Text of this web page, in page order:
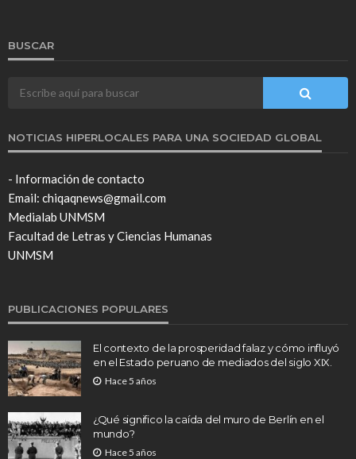
BUSCAR
NOTICIAS HIPERLOCALES PARA UNA SOCIEDAD GLOBAL
- Información de contacto
Email: chiqaqnews@gmail.com
Medialab UNMSM
Facultad de Letras y Ciencias Humanas
UNMSM
PUBLICACIONES POPULARES
El contexto de la prosperidad falaz y cómo influyó
en el Estado peruano de mediados del siglo XIX.
Hace 5 años
¿Qué significo la caída del muro de Berlín en el
mundo?
Hace 5 años